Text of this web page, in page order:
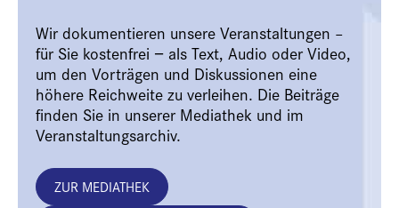
Wir dokumentieren unsere Veranstaltungen –
für Sie kostenfrei − als Text, Audio oder Video,
um den Vorträgen und Diskussionen eine
höhere Reichweite zu verleihen. Die Beiträge
finden Sie in unserer Mediathek und im
Veranstaltungsarchiv.
ZUR MEDIATHEK